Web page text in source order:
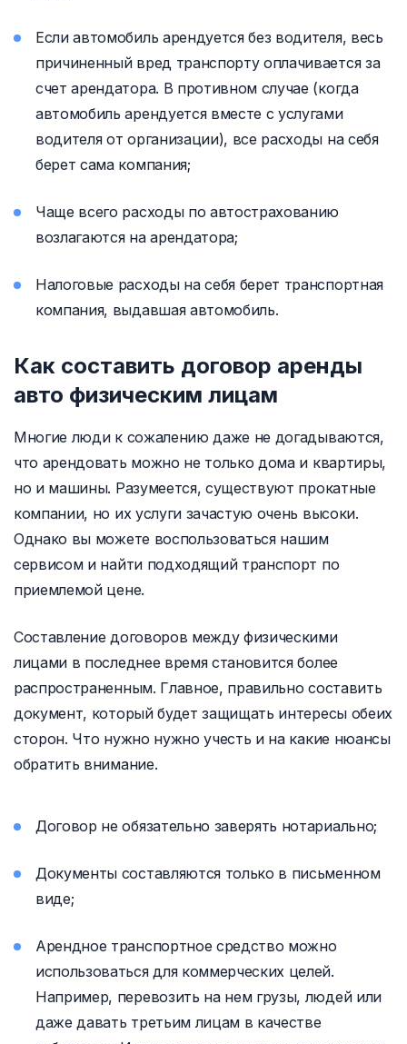
Если автомобиль арендуется без водителя, весь
причиненный вред транспорту оплачивается за
счет арендатора. В противном случае (когда
автомобиль арендуется вместе с услугами
водителя от организации), все расходы на себя
берет сама компания;
Чаще всего расходы по автострахованию
возлагаются на арендатора;
Налоговые расходы на себя берет транспортная
компания, выдавшая автомобиль.
Как составить договор аренды
авто физическим лицам
Многие люди к сожалению даже не догадываются,
что арендовать можно не только дома и квартиры,
но и машины. Разумеется, существуют прокатные
компании, но их услуги зачастую очень высоки.
Однако вы можете воспользоваться нашим
сервисом и найти подходящий транспорт по
приемлемой цене.
Составление договоров между физическими
лицами в последнее время становится более
распространенным. Главное, правильно составить
документ, который будет защищать интересы обеих
сторон. Что нужно нужно учесть и на какие нюансы
обратить внимание.
Договор не обязательно заверять нотариально;
Документы составляются только в письменном
виде;
Арендное транспортное средство можно
использоваться для коммерческих целей.
Например, перевозить на нем грузы, людей или
даже давать третьим лицам в качестве